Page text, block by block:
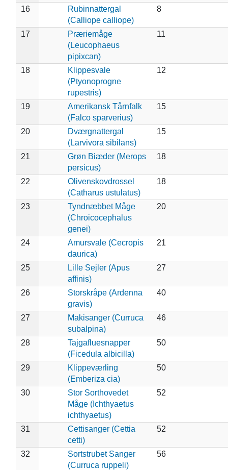
16
Rubinnattergal
(Calliope calliope)
8
17
Præriemåge
(Leucophaeus
pipixcan)
11
18
Klippesvale
(Ptyonoprogne
rupestris)
12
19
Amerikansk Tårnfalk
(Falco sparverius)
15
20
Dværgnattergal
(Larvivora sibilans)
15
21
Grøn Biæder (Merops
persicus)
18
22
Olivenskovdrossel
(Catharus ustulatus)
18
23
Tyndnæbbet Måge
(Chroicocephalus
genei)
20
24
Amursvale (Cecropis
daurica)
21
25
Lille Sejler (Apus
affinis)
27
26
Storskråpe (Ardenna
gravis)
40
27
Makisanger (Curruca
subalpina)
46
28
Tajgafluesnapper
(Ficedula albicilla)
50
29
Klippeværling
(Emberiza cia)
50
30
Stor Sorthovedet
Måge (Ichthyaetus
ichthyaetus)
52
31
Cettisanger (Cettia
cetti)
52
32
Sortstrubet Sanger
(Curruca ruppeli)
56